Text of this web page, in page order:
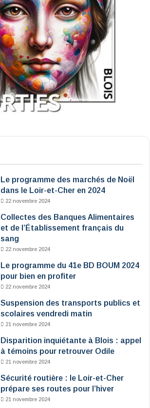
Le programme des marchés de Noël
dans le Loir-et-Cher en 2024
22 novembre 2024
Collectes des Banques Alimentaires
et de l’Établissement français du
sang
22 novembre 2024
Le programme du 41e BD BOUM 2024
pour bien en profiter
22 novembre 2024
Suspension des transports publics et
scolaires vendredi matin
21 novembre 2024
Disparition inquiétante à Blois : appel
à témoins pour retrouver Odile
21 novembre 2024
Sécurité routière : le Loir-et-Cher
prépare ses routes pour l’hiver
21 novembre 2024